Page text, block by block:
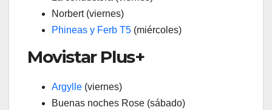
Norbert (viernes)
Phineas y Ferb T5 (miércoles)
Movistar Plus+
Argylle (viernes)
Buenas noches Rose (sábado)